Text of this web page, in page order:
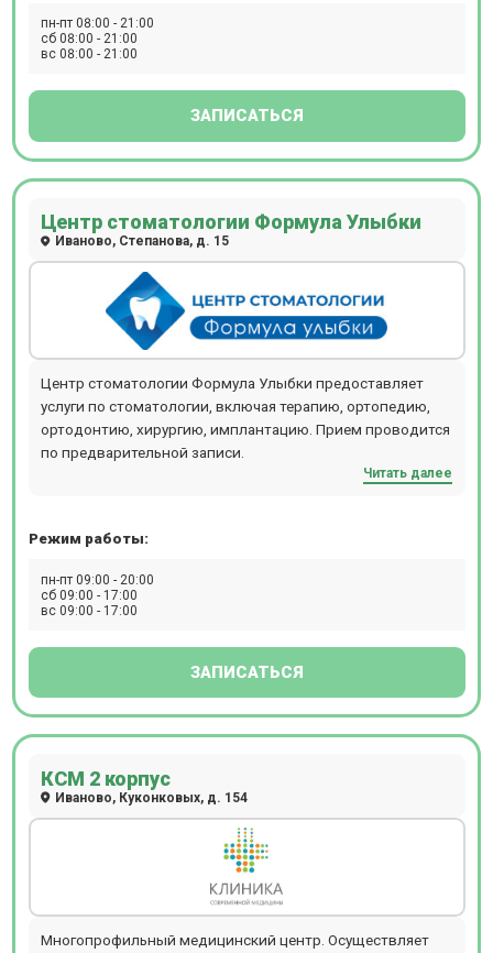
пн-пт 08:00 - 21:00
сб 08:00 - 21:00
вс 08:00 - 21:00
ЗАПИСАТЬСЯ
Центр стоматологии Формула Улыбки
Иваново, Степанова, д. 15
Центр стоматологии Формула Улыбки предоставляет
услуги по стоматологии, включая терапию, ортопедию,
ортодонтию, хирургию, имплантацию. Прием проводится
по предварительной записи.
Читать далее
Режим работы:
пн-пт 09:00 - 20:00
сб 09:00 - 17:00
вс 09:00 - 17:00
ЗАПИСАТЬСЯ
КСМ 2 корпус
Иваново, Куконковых, д. 154
Многопрофильный медицинский центр. Осуществляет